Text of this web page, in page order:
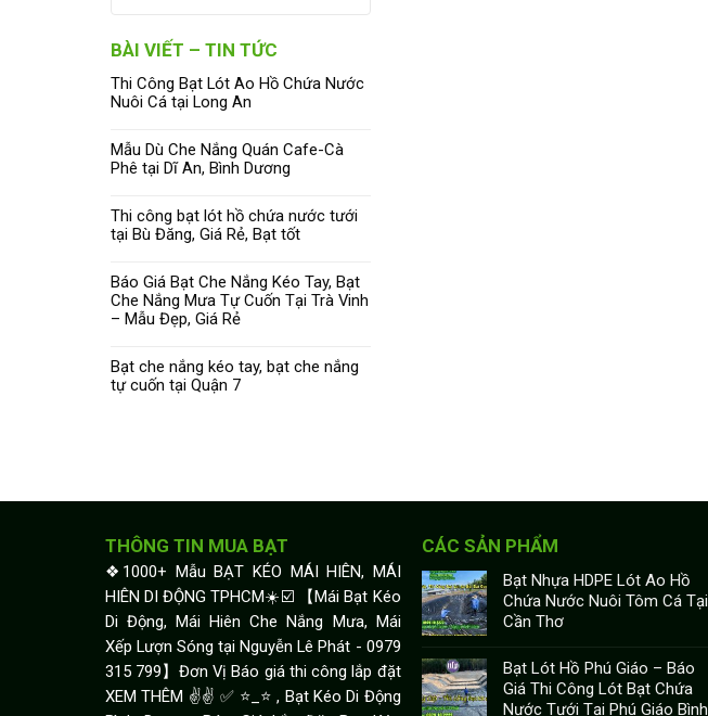
BÀI VIẾT – TIN TỨC
Thi Công Bạt Lót Ao Hồ Chứa Nước
Nuôi Cá tại Long An
Mẫu Dù Che Nắng Quán Cafe-Cà
Phê tại Dĩ An, Bình Dương
Thi công bạt lót hồ chứa nước tưới
tại Bù Đăng, Giá Rẻ, Bạt tốt
Báo Giá Bạt Che Nắng Kéo Tay, Bạt
Che Nắng Mưa Tự Cuốn Tại Trà Vinh
– Mẫu Đẹp, Giá Rẻ
Bạt che nắng kéo tay, bạt che nắng
tự cuốn tại Quận 7
THÔNG TIN MUA BẠT
❖1000+ Mẫu BẠT KÉO MÁI HIÊN, MÁI
HIÊN DI ĐỘNG TPHCM☀️☑️ 【Mái Bạt Kéo
Di Động, Mái Hiên Che Nắng Mưa, Mái
Xếp Lượn Sóng tại Nguyễn Lê Phát - 0979
315 799】Đơn Vị Báo giá thi công lắp đặt
XEM THÊM ✌✌ ✅ ⭐️_⭐ , Bạt Kéo Di Động
CÁC SẢN PHẨM
Bạt Nhựa HDPE Lót Ao Hồ
Chứa Nước Nuôi Tôm Cá Tại
Cần Thơ
Bạt Lót Hồ Phú Giáo – Báo
Giá Thi Công Lót Bạt Chứa
Nước Tưới Tại Phú Giáo Bình